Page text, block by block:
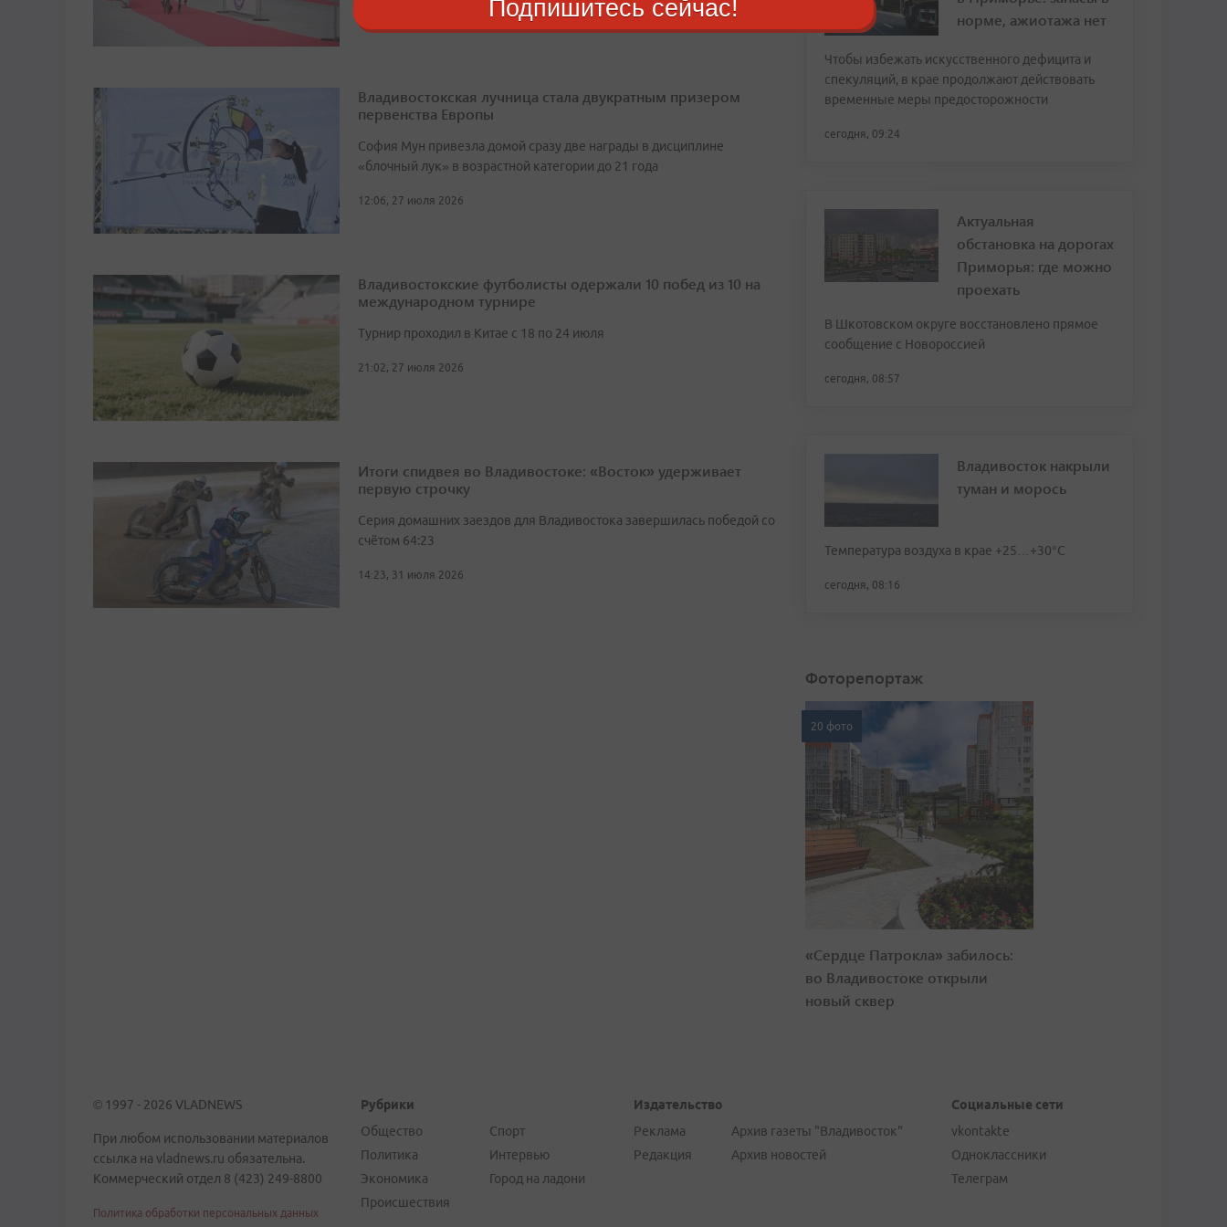
Владивостокская лучница стала двукратным призером
первенства Европы
София Мун привезла домой сразу две награды в дисциплине
«блочный лук» в возрастной категории до 21 года
12:06, 27 июля 2026
Владивостокские футболисты одержали 10 побед из 10 на
международном турнире
Турнир проходил в Китае с 18 по 24 июля
21:02, 27 июля 2026
Итоги спидвея во Владивостоке: «Восток» удерживает
первую строчку
Серия домашних заездов для Владивостока завершилась победой со
счётом 64:23
14:23, 31 июля 2026
норме, ажиотажа нет
Чтобы избежать искусственного дефицита и
спекуляций, в крае продолжают действовать
временные меры предосторожности
сегодня, 09:24
Актуальная
обстановка на дорогах
Приморья: где можно
проехать
В Шкотовском округе восстановлено прямое
сообщение с Новороссией
сегодня, 08:57
Владивосток накрыли
туман и морось
Температура воздуха в крае +25…+30°C
сегодня, 08:16
Фоторепортаж
20 фото
«Сердце Патрокла» забилось:
во Владивостоке открыли
новый сквер
© 1997 - 2026 VLADNEWS
При любом использовании материалов
ссылка на vladnews.ru обязательна.
Коммерческий отдел 8 (423) 249-8800
Политика обработки персональных данных
Рубрики
Общество
Политика
Экономика
Происшествия
Спорт
Интервью
Город на ладони
Издательство
Реклама
Редакция
Архив газеты "Владивосток"
Архив новостей
Социальные сети
vkontakte
Одноклассники
Телеграм
Подпишитесь сейчас!